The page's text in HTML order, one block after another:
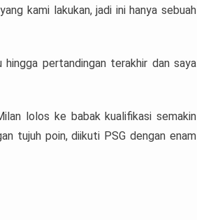
kami lakukan, jadi ini hanya sebuah
hingga pertandingan terakhir dan saya
lolos ke babak kualifikasi semakin
tujuh poin, diikuti PSG dengan enam